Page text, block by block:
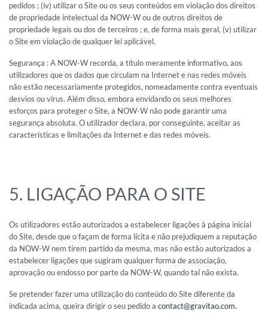
pedidos ; (iv) utilizar o Site ou os seus conteúdos em violação dos direitos
de propriedade intelectual da NOW-W ou de outros direitos de
propriedade legais ou dos de terceiros ; e, de forma mais geral, (v) utilizar
o Site em violação de qualquer lei aplicável.
Segurança : A NOW-W recorda, a título meramente informativo, aos
utilizadores que os dados que circulam na Internet e nas redes móveis
não estão necessariamente protegidos, nomeadamente contra eventuais
desvios ou vírus. Além disso, embora envidando os seus melhores
esforços para proteger o Site, a NOW-W não pode garantir uma
segurança absoluta. O utilizador declara, por conseguinte, aceitar as
características e limitações da Internet e das redes móveis.
5. LIGAÇÃO PARA O SITE
Os utilizadores estão autorizados a estabelecer ligações à página inicial
do Site, desde que o façam de forma lícita e não prejudiquem a reputação
da NOW-W nem tirem partido da mesma, mas não estão autorizados a
estabelecer ligações que sugiram qualquer forma de associação,
aprovação ou endosso por parte da NOW-W, quando tal não exista.
Se pretender fazer uma utilização do conteúdo do Site diferente da
indicada acima, queira dirigir o seu pedido a contact@gravitao.com.